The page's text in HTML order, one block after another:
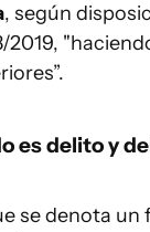
, según
2019,
es delito y
se denota un